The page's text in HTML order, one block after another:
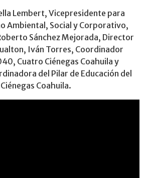
Lembert, Vicepresidente para
Ambiental, Social y Corporativo,
Sánchez Mejorada, Director
Iván Torres, Coordinador
Cuatro Ciénegas Coahuila y
del Pilar de Educación del
Coahuila.